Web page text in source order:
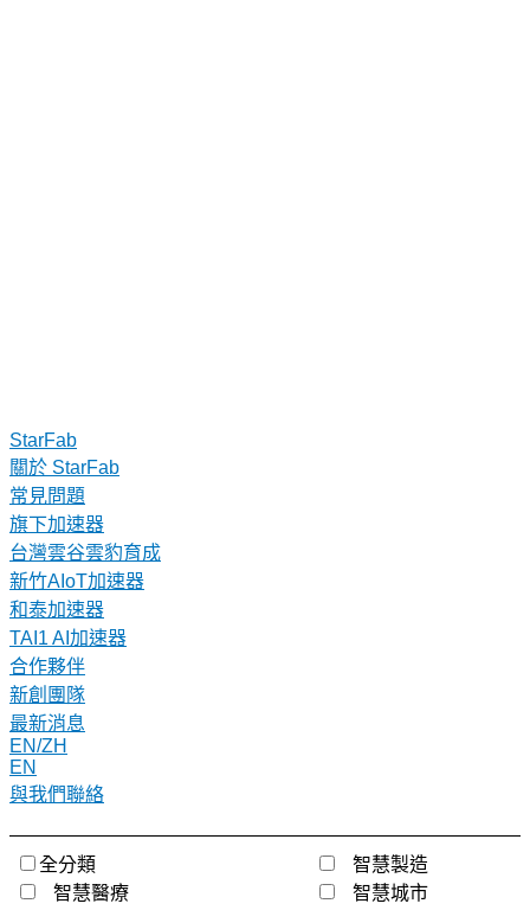
StarFab
關於 StarFab
常見問題
旗下加速器
台灣雲谷雲豹育成
新竹AIoT加速器
和泰加速器
TAI1 AI加速器
合作夥伴
新創團隊
最新消息
EN/ZH
EN
與我們聯絡
全分類
智慧製造
智慧醫療
智慧城市